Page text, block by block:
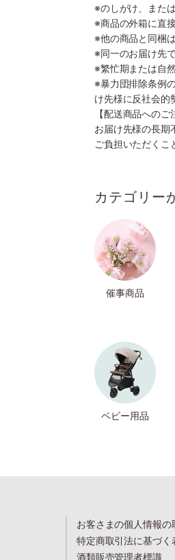
※のしがけ、また
※商品の外箱に直
※他の商品と同梱
※同一のお届け先
※繁忙期または自
※暴力団排除条例
け先様に反社会的
【配送商品へのご
お届け先様の長期
ご負担いただくこ
カテゴリー
催事商品
ベビー用品
お客さまの個人情報の
特定商取引法に基づく
酒類販売管理者標識